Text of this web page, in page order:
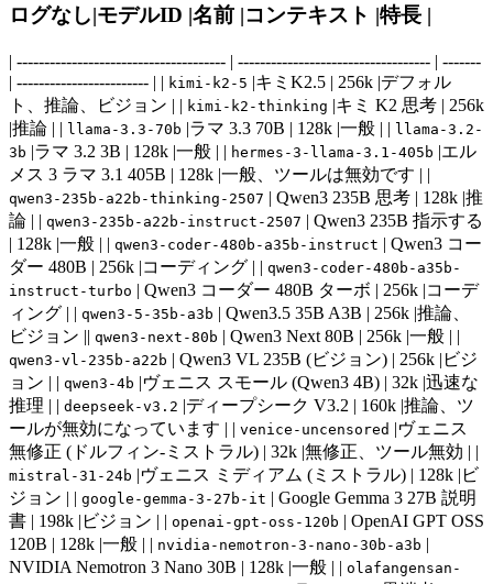
ログなし|モデルID |名前 |コンテキスト |特長 |
| -------------------------------------- | ----------------------------------- | -------
| ------------------------ | | kimi-k2-5 |キミK2.5 | 256k |デフォル
ト、推論、ビジョン | | kimi-k2-thinking |キミ K2 思考 | 256k
|推論 | | llama-3.3-70b |ラマ 3.3 70B | 128k |一般 | | llama-3.2-
3b |ラマ 3.2 3B | 128k |一般 | | hermes-3-llama-3.1-405b |エル
メス 3 ラマ 3.1 405B | 128k |一般、ツールは無効です | |
qwen3-235b-a22b-thinking-2507 | Qwen3 235B 思考 | 128k |推
論 | | qwen3-235b-a22b-instruct-2507 | Qwen3 235B 指示する
| 128k |一般 | | qwen3-coder-480b-a35b-instruct | Qwen3 コー
ダー 480B | 256k |コーディング | | qwen3-coder-480b-a35b-
instruct-turbo | Qwen3 コーダー 480B ターボ | 256k |コーデ
ィング | | qwen3-5-35b-a3b | Qwen3.5 35B A3B | 256k |推論、
ビジョン || qwen3-next-80b | Qwen3 Next 80B | 256k |一般 | |
qwen3-vl-235b-a22b | Qwen3 VL 235B (ビジョン) | 256k |ビジ
ョン | | qwen3-4b |ヴェニス スモール (Qwen3 4B) | 32k |迅速な
推理 | | deepseek-v3.2 |ディープシーク V3.2 | 160k |推論、ツ
ールが無効になっています | | venice-uncensored |ヴェニス
無修正 (ドルフィン-ミストラル) | 32k |無修正、ツール無効 | |
mistral-31-24b |ヴェニス ミディアム (ミストラル) | 128k |ビ
ジョン | | google-gemma-3-27b-it | Google Gemma 3 27B 説明
書 | 198k |ビジョン | | openai-gpt-oss-120b | OpenAI GPT OSS
120B | 128k |一般 | | nvidia-nemotron-3-nano-30b-a3b |
NVIDIA Nemotron 3 Nano 30B | 128k |一般 | | olafangensan-